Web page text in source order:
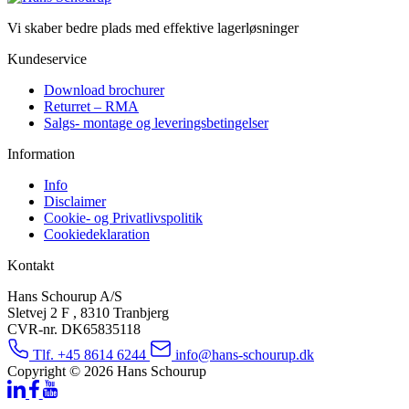
Vi skaber bedre plads med effektive lagerløsninger
Kundeservice
Download brochurer
Returret – RMA
Salgs- montage og leveringsbetingelser
Information
Info
Disclaimer
Cookie- og Privatlivspolitik
Cookiedeklaration
Kontakt
Hans Schourup A/S
Sletvej 2 F , 8310 Tranbjerg
CVR-nr. DK65835118
Tlf. +45 8614 6244
info@hans-schourup.dk
Copyright © 2026 Hans Schourup